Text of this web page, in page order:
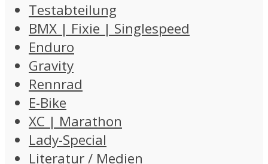
Testabteilung
BMX | Fixie | Singlespeed
Enduro
Gravity
Rennrad
E-Bike
XC | Marathon
Lady-Special
Literatur / Medien